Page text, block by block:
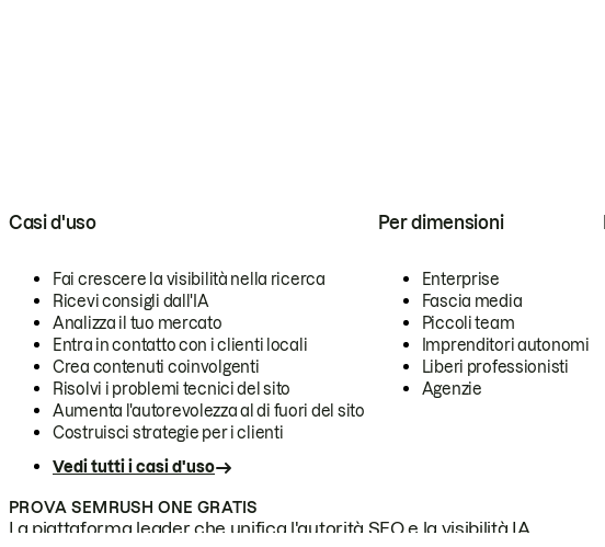
Casi d'uso
Fai crescere la visibilità nella ricerca
Ricevi consigli dall'IA
Analizza il tuo mercato
Entra in contatto con i clienti locali
Crea contenuti coinvolgenti
Risolvi i problemi tecnici del sito
Aumenta l'autorevolezza al di fuori del sito
Costruisci strategie per i clienti
Vedi tutti i casi d'uso
Per dimensioni
Enterprise
Fascia media
Piccoli team
Imprenditori autonomi
Liberi professionisti
Agenzie
PROVA SEMRUSH ONE GRATIS
La piattaforma leader che unifica l'autorità SEO e la visibilità IA.